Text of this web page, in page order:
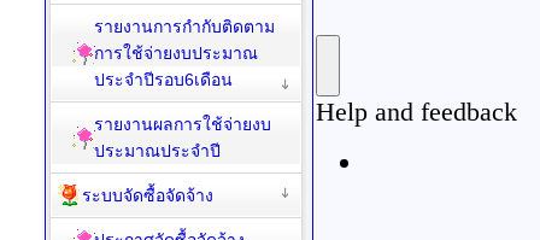
ประมาณประจำปี
รายงานการกำกับติดตาม
การใช้จ่ายงบประมาณ
ประจำปีรอบ6เดือน
รายงานผลการใช้จ่ายงบ
ประมาณประจำปี
ระบบจัดซื้อจัดจ้าง